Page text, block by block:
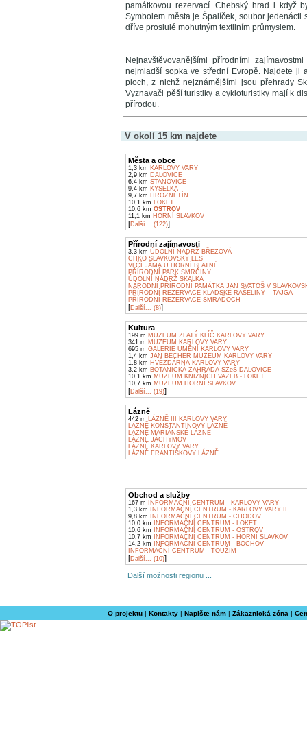
památkovou rezervací. Chebský hrad i když
Symbolem města je Špalíček, soubor jedenácti
dříve proslulé mohutným textilním průmyslem.
Nejnavštěvovanějšími přírodními
nejmladší sopka ve střední Evropě. Najdete ji
ploch, z nichž nejznámějšími jsou přehrady
Vyznavači pěší turistiky a cykloturistiky mají k
přírodou.
V okolí 15 km najdete
Města a obce
1,3 km KARLOVY VARY
2,9 km DALOVICE
6,4 km STANOVICE
9,4 km KYSELKA
9,7 km HROZNĚTÍN
10,1 km LOKET
10,6 km OSTROV
11,1 km HORNÍ SLAVKOV
[Další... (122)]
Přírodní zajímavosti
3,3 km ÚDOLNÍ NÁDRŽ BŘEZOVÁ
CHKO SLAVKOVSKÝ LES
VLČÍ JÁMA U HORNÍ BLATNÉ
PŘÍRODNÍ PARK SMRČINY
ÚDOLNÍ NÁDRŽ SKALKA
NÁRODNÍ PŘÍRODNÍ PAMÁTKA JAN SVATOŠ V
PŘÍRODNÍ REZERVACE KLADSKÉ RAŠELINY – TAJGA
PŘÍRODNÍ REZERVACE SMRAĎOCH
[Další... (8)]
Kultura
199 m MUZEUM ZLATÝ KLÍČ KARLOVY VARY
341 m MUZEUM KARLOVY VARY
695 m GALERIE UMĚNÍ KARLOVY VARY
1,4 km JAN BECHER MUZEUM KARLOVY VARY
1,8 km HVĚZDÁRNA KARLOVY VARY
3,2 km BOTANICKÁ ZAHRADA SZeŠ DALOVICE
10,1 km MUZEUM KNIŽNÍCH VAZEB - LOKET
10,7 km MUZEUM HORNÍ SLAVKOV
[Další... (19)]
Lázně
442 m LÁZNĚ III KARLOVY VARY
LÁZNĚ KONSTANTINOVY LÁZNĚ
LÁZNĚ MARIÁNSKÉ LÁZNĚ
LÁZNĚ JÁCHYMOV
LÁZNĚ KARLOVY VARY
LÁZNĚ FRANTIŠKOVY LÁZNĚ
Obchod a služby
167 m INFORMAČNÍ CENTRUM - KARLOVY VARY
1,3 km INFORMAČNÍ CENTRUM - KARLOVY VARY II
9,8 km INFORMAČNÍ CENTRUM - CHODOV
10,0 km INFORMAČNÍ CENTRUM - LOKET
10,6 km INFORMAČNÍ CENTRUM - OSTROV
10,7 km INFORMAČNÍ CENTRUM - HORNÍ SLAVKOV
14,2 km INFORMAČNÍ CENTRUM - BOCHOV
INFORMAČNÍ CENTRUM - TOUŽIM
[Další... (10)]
Další možnosti regionu ...
O projektu| Kontakty| Napište nám| Zákaznická zóna |